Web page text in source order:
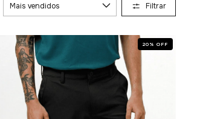
Filtrar
20 % OFF